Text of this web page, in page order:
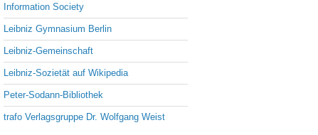
Information Society
Leibniz Gymnasium Berlin
Leibniz-Gemeinschaft
Leibniz-Sozietät auf Wikipedia
Peter-Sodann-Bibliothek
trafo Verlagsgruppe Dr. Wolfgang Weist